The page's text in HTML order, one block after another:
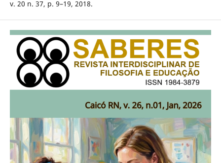
v. 20 n. 37, p. 9–19, 2018.